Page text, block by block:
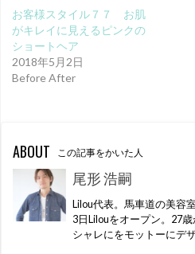
お客様スタイル７７ お肌
がキレイに見えるピンクの
ショートヘア
2018年5月2日
Before After
ABOUT この記事をかいた人
尾形 浩嗣
Lilou代表。馬車道の美容
3日Lilouをオープン。27
シャレにをモットーにデ